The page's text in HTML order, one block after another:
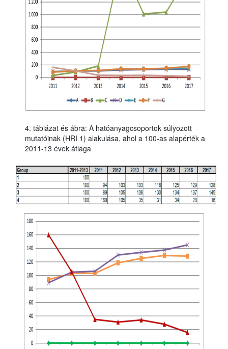
4. táblázat és ábra: A hatóanyagcsoportok súlyozott
mutatóinak (HRI 1) alakulása, ahol a 100-as alapérték a
2011-13 évek átlaga